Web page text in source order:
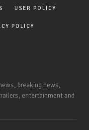
USER POLICY
POLICY
breaking news,
entertainment and